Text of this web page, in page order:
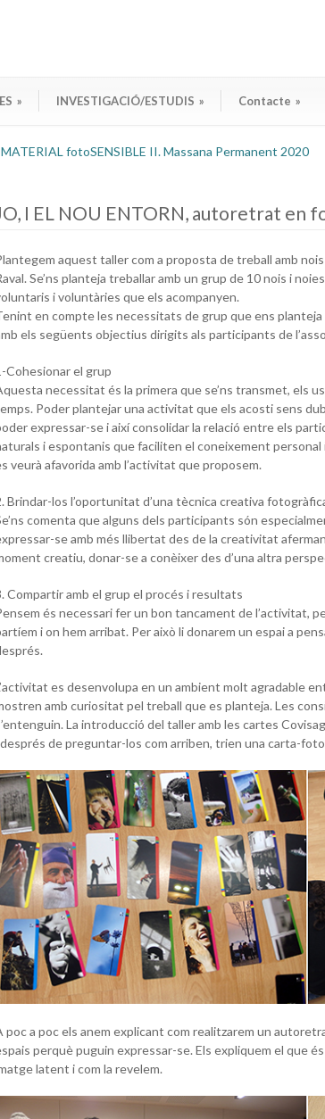
» INVESTIGACIÓ/ESTUDIS » Contacte »
MATERIAL fotoSENSIBLE II. Massana Permanent 2020
I EL NOU ENTORN, autoretrat en
aquest taller com a proposta de treball amb
Se’ns planteja treballar amb un grup de 10 nois i
i voluntàries que els acompanyen.
en compte les necessitats de grup que ens
els següents objectius dirigits als participants de
Cohesionar el grup
necessitat és la primera que se’ns transmet, els
Poder plantejar una activitat que els acosti sens
expressar-se i així consolidar la relació entre els
i espontanis que faciliten el coneixement
veurà afavorida amb l’activitat que proposem.
Brindar-los l’oportunitat d’una tècnica creativa
comenta que alguns dels participants són
se amb més llibertat des de la creativitat
creatiu, donar-se a conèixer des d’una altra
Compartir amb el grup el procés i resultats
és necessari fer un bon tancament de l’activitat,
i on hem arribat. Per això li donarem un espai a
es desenvolupa en un ambient molt agradable
amb curiositat pel treball que es planteja. Les
La introducció del taller amb les cartes
de preguntar-los com arriben, trien una carta-
poc a poc els anem explicant com realitzarem un
perquè puguin expressar-se. Els expliquem el que
latent i com la revelem.